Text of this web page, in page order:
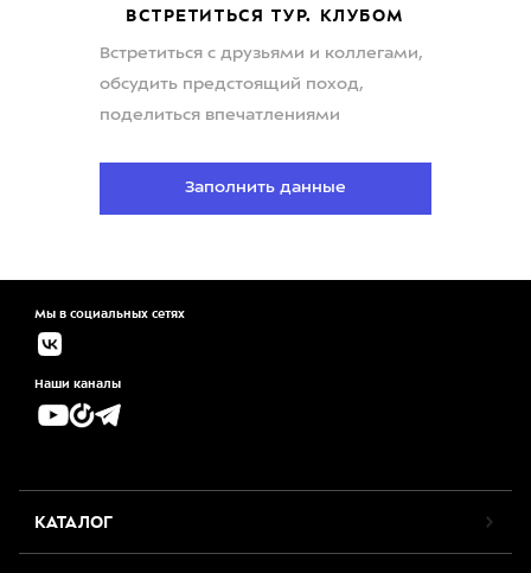
ВСТРЕТИТЬСЯ ТУР. КЛУБОМ
Встретиться с друзьями и коллегами,
обсудить предстоящий поход,
поделиться впечатлениями
Заполнить данные
Мы в социальных сетях
Наши каналы
КАТАЛОГ